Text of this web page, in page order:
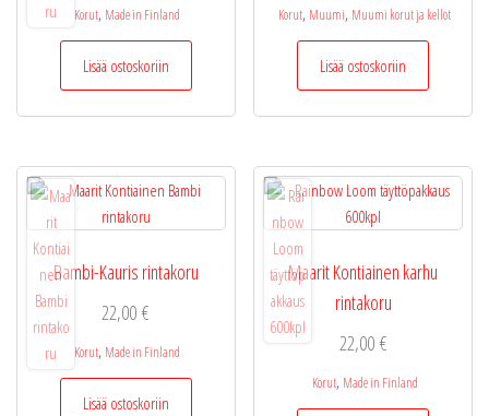
Korut, Made in Finland
Lisää ostoskoriin
Korut, Muumi, Muumi korut ja kellot
Lisää ostoskoriin
Bambi-Kauris rintakoru
22,00€
Korut, Made in Finland
Lisää ostoskoriin
Maarit Kontiainen karhu
rintakoru
22,00 €
Korut, Made in Finland